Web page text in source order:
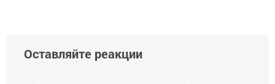
Оставляйте реакции